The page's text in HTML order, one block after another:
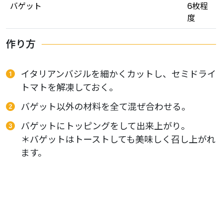
バゲット
6枚程
度
作り方
イタリアンバジルを細かくカットし、セミドライ
トマトを解凍しておく。
バゲット以外の材料を全て混ぜ合わせる。
バゲットにトッピングをして出来上がり。
＊バゲットはトーストしても美味しく召し上がれ
ます。